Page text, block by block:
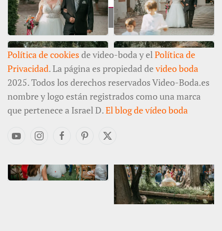
Política de cookies de video-boda y elPolítica de
Privacidad. La página es propiedad de video boda
2025. Todos los derechos reservados Video-Boda.es
nombre y logo están registrados como una marca
que pertenece a Israel D.El blog de vídeo boda